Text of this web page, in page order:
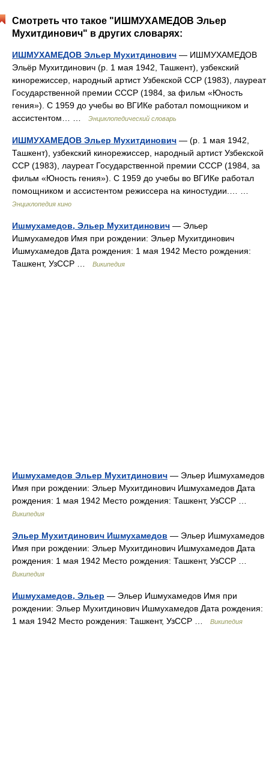
Смотреть что такое "ИШМУХАМЕДОВ Эльер
Мухитдинович" в других словарях:
ИШМУХАМЕДОВ Эльер Мухитдинович — ИШМУХАМЕДОВ
Эльёр Мухитдинович (р. 1 мая 1942, Ташкент), узбекский
кинорежиссер, народный артист Узбекской ССР (1983), лауреат
Государственной премии СССР (1984, за фильм «Юность
гения»). С 1959 до учебы во ВГИКе работал помощником и
ассистентом… …
Энциклопедический словарь
ИШМУХАМЕДОВ Эльер Мухитдинович — (р. 1 мая 1942,
Ташкент), узбекский кинорежиссер, народный артист Узбекской
ССР (1983), лауреат Государственной премии СССР (1984, за
фильм «Юность гения»). С 1959 до учебы во ВГИКе работал
помощником и ассистентом режиссера на киностудии.… …
Энциклопедия кино
Ишмухамедов, Эльер Мухитдинович — Эльер
Ишмухамедов Имя при рождении: Эльер Мухитдинович
Ишмухамедов Дата рождения: 1 мая 1942 Место рождения:
Ташкент, УзССР …
Википедия
Ишмухамедов Эльер Мухитдинович — Эльер Ишмухамедов
Имя при рождении: Эльер Мухитдинович Ишмухамедов Дата
рождения: 1 мая 1942 Место рождения: Ташкент, УзССР …
Википедия
Эльер Мухитдинович Ишмухамедов — Эльер Ишмухамедов
Имя при рождении: Эльер Мухитдинович Ишмухамедов Дата
рождения: 1 мая 1942 Место рождения: Ташкент, УзССР …
Википедия
Ишмухамедов, Эльер — Эльер Ишмухамедов Имя при
рождении: Эльер Мухитдинович Ишмухамедов Дата рождения:
1 мая 1942 Место рождения: Ташкент, УзССР …
Википедия